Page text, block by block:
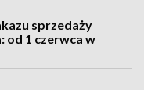
sprzedaży
od 1 czerwca w